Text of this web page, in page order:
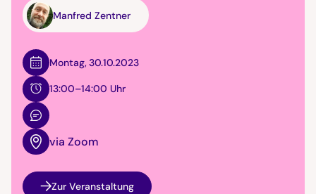
Manfred Zentner
Montag,30.10.2023
13:00–14:00 Uhr
via Zoom
Zur Veranstaltung